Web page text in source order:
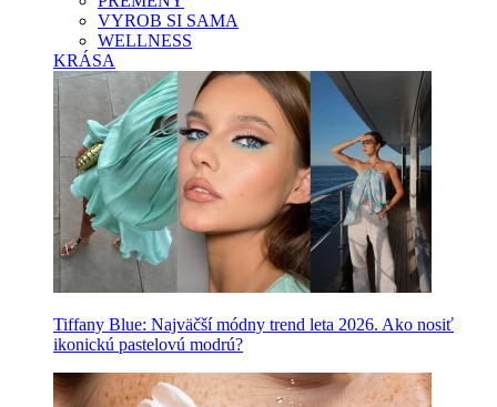
VYROB SI SAMA
WELLNESS
KRÁSA
Tiffany Blue: Najväčší módny trend leta 2026. Ako nosiť
ikonickú pastelovú modrú?